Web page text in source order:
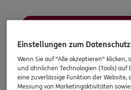
Einstellungen zum Datenschutz
Wenn Sie auf "Alle akzeptieren" klicken,
und ähnlichen Technologien (Tools)
eine zuverlässige Funktion der
Messung von Marketingaktivitäten